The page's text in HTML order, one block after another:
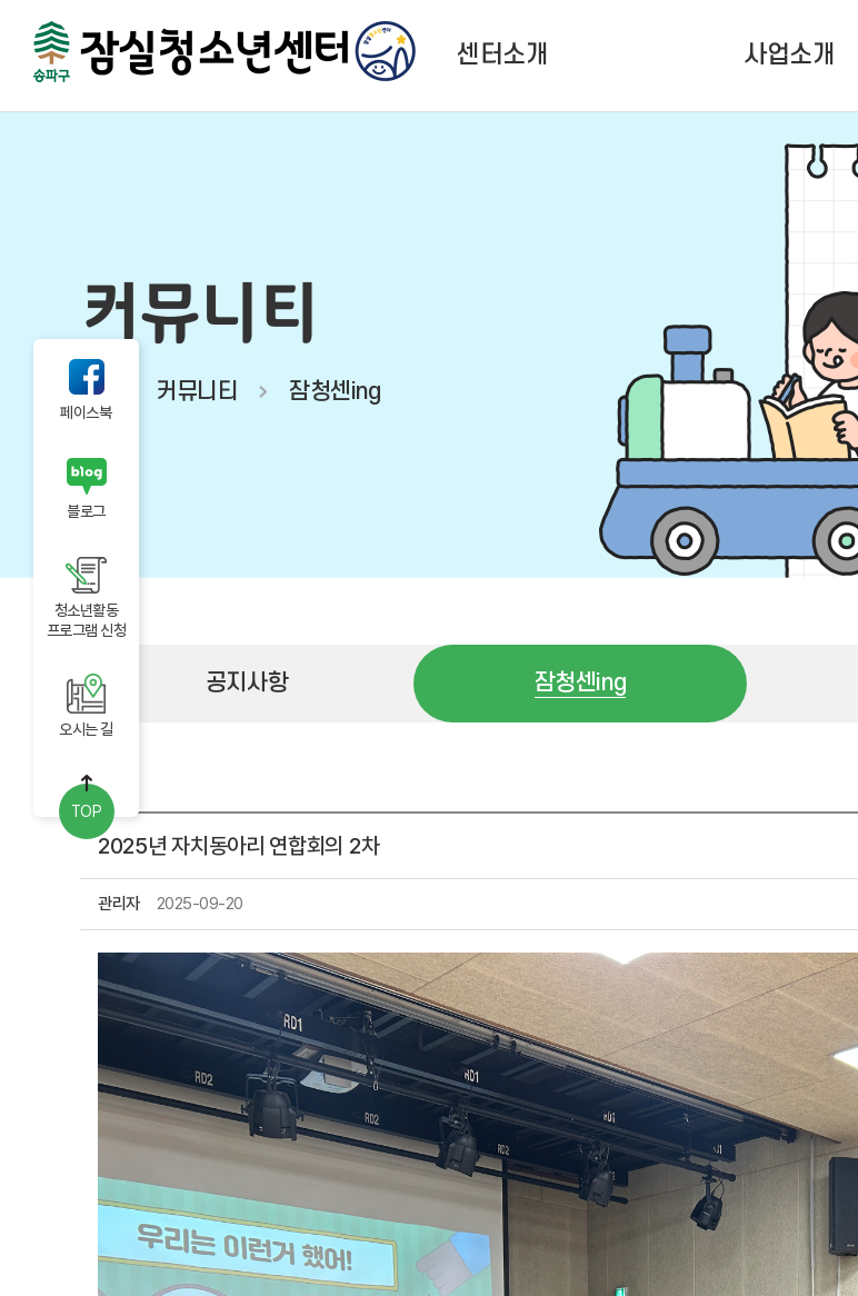
센터소개 사업소개
청소년활동사업
청소년성장사업
대관사업
페이스북
블로그
청소년활동
프로그램 신청
오시는 길
TOP
커뮤니티
커뮤니티 잠청센ing
공지사항 잠청센ing
2025년 자치동아리 연합회의 2차
관리자 2025-09-20